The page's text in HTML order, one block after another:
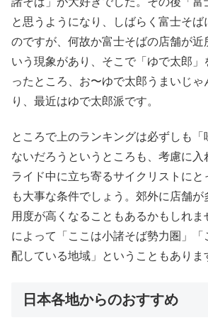
と思うようになり、しばらく富士そば
のですが、何故か富士そばの店舗が近
いう現象があり、そこで「ゆで太郎」
ったところ、お〜ゆで太郎うまいじ
り、最近はゆで太郎派です。
ところで上のランキングは必ずしも
ないだろうというところも、考慮に入
ライド中に立ち寄るサイクリストに
も大事な条件でしょう。郊外に店舗が
用度が高くなることもあるかもしれ
によって「ここは小諸そば勢力圏」「
配している地域」ということもありま
日本各地からのおすすめ